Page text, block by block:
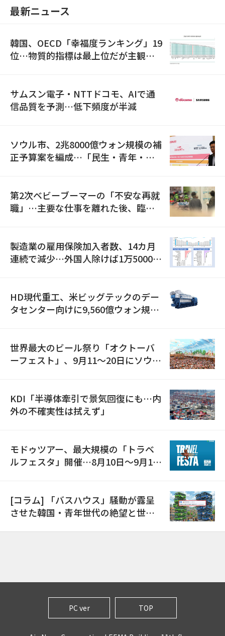
最新ニュース
韓国、OECD「幸福度ランキング」19
位…物質的指標は最上位だが主観的
サムスン電子・NTTドコモ、AIで通
信品質を予測…低下頻度が半減
ソウル市、2兆8000億ウォン規模の補
正予算案を編成…「民生・青年・安
第2次ベビーブーマーの「不安な再就
職」…主要な仕事を離れた後、臨時
製造業の雇用保険加入者数、14カ月
連続で減少…外国人除けば1万5000人
HD現代重工、米ビッグテックのデー
タセンター向けに9,560億ウォン規模
世界最大のビール祭り「オクトーバ
ーフェスト」、9月11〜20日にソウル
KDI「半導体牽引で景気回復にも…内
外の不確実性は拭えず」
モドゥツアー、最大規模の「トラベ
ルフェスタ」開催…8月10日～9月11
[コラム] 「バスハウス」騒動が露呈
させた韓国・青年世代の絶望と世代
PC ver TOP